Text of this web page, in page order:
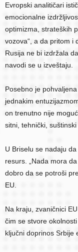
Evropski analitičari
emocionalne
optimizma, strateških
vozova“, a da pritom i
Rusija ne bi izdržala
navodi se u izveštaju.
Posebno je
jednakim
on trenutno nije
sitni, tehnički,
U Briselu se nadaju
resurs. „Nada mora
dobro da se potroši
EU.
Na kraju, zvaničnici
čim se stvore
ključni doprinos Srbije